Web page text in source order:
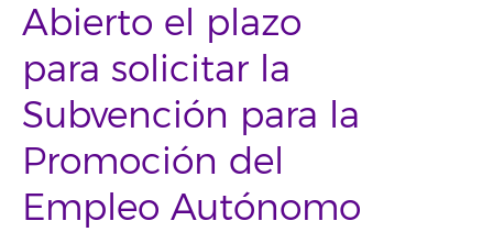
Abierto el plazo
para solicitar la
Subvención para la
Promoción del
Empleo Autónomo